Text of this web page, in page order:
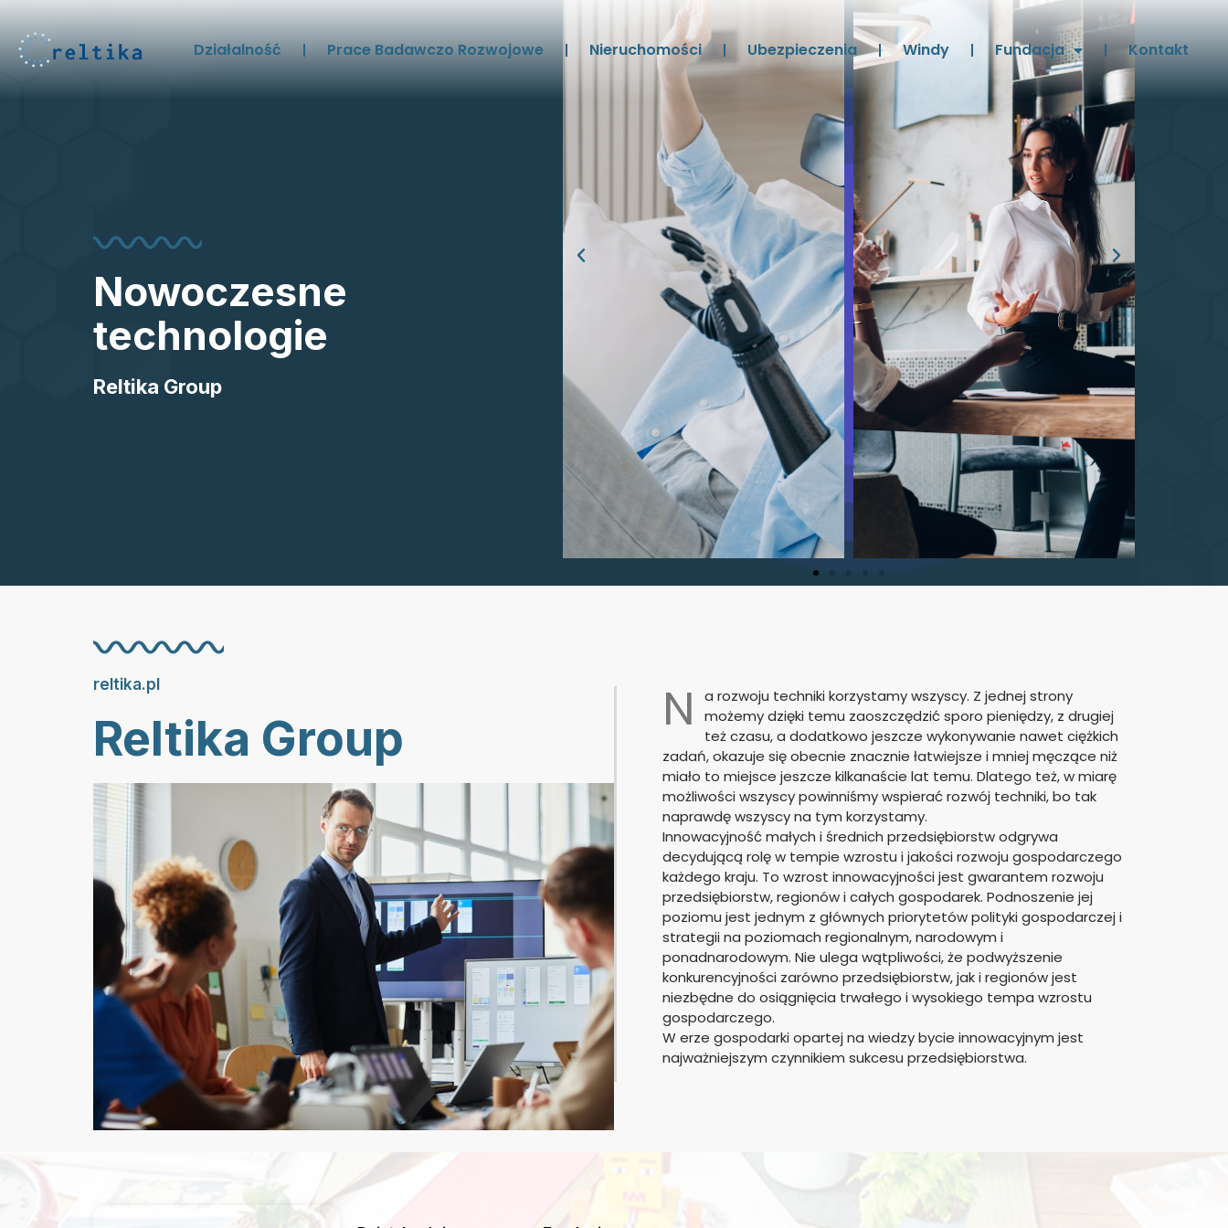
Działalność Prace Badawczo Rozwojowe Nieruchomości Ubezpieczenia Windy Fundacja Kontakt
Nowoczesne
technologie
Reltika Group
reltika.pl
Reltika Group N
a rozwoju techniki korzystamy wszyscy. Z jednej strony
możemy dzięki temu zaoszczędzić sporo pieniędzy, z drugiej
też czasu, a dodatkowo jeszcze wykonywanie nawet ciężkich
zadań, okazuje się obecnie znacznie łatwiejsze i mniej męczące niż
miało to miejsce jeszcze kilkanaście lat temu. Dlatego też, w miarę
możliwości wszyscy powinniśmy wspierać rozwój techniki, bo tak
naprawdę wszyscy na tym korzystamy.
Innowacyjność małych i średnich przedsiębiorstw odgrywa
decydującą rolę w tempie wzrostu i jakości rozwoju gospodarczego
każdego kraju. To wzrost innowacyjności jest gwarantem rozwoju
przedsiębiorstw, regionów i całych gospodarek. Podnoszenie jej
poziomu jest jednym z głównych priorytetów polityki gospodarczej i
strategii na poziomach regionalnym, narodowym i
ponadnarodowym. Nie ulega wątpliwości, że podwyższenie
konkurencyjności zarówno przedsiębiorstw, jak i regionów jest
niezbędne do osiągnięcia trwałego i wysokiego tempa wzrostu
gospodarczego.
W erze gospodarki opartej na wiedzy bycie innowacyjnym jest
najważniejszym czynnikiem sukcesu przedsiębiorstwa.